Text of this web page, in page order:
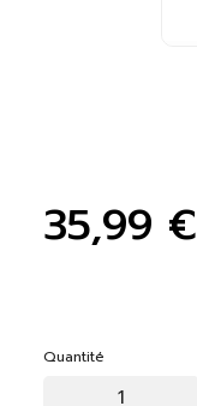
35,99 €
Quantité